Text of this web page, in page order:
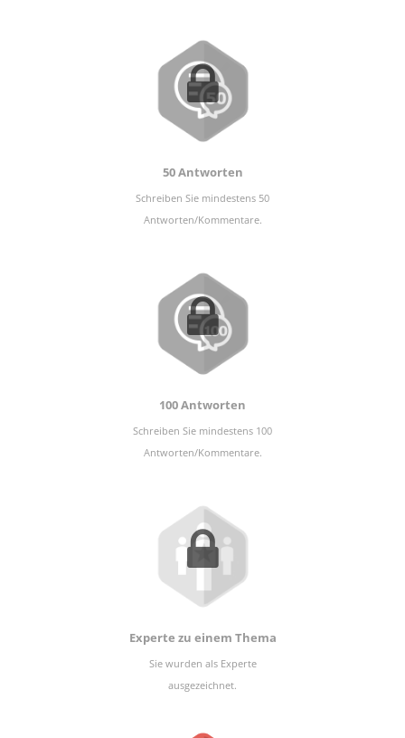
50 Antworten
Schreiben Sie mindestens 50
Antworten/Kommentare.
100 Antworten
Schreiben Sie mindestens 100
Antworten/Kommentare.
Experte zu einem Thema
Sie wurden als Experte
ausgezeichnet.